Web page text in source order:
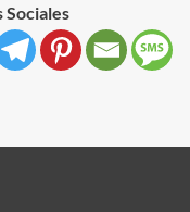
Sociales